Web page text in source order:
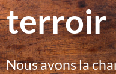
terroir
Nous avons la